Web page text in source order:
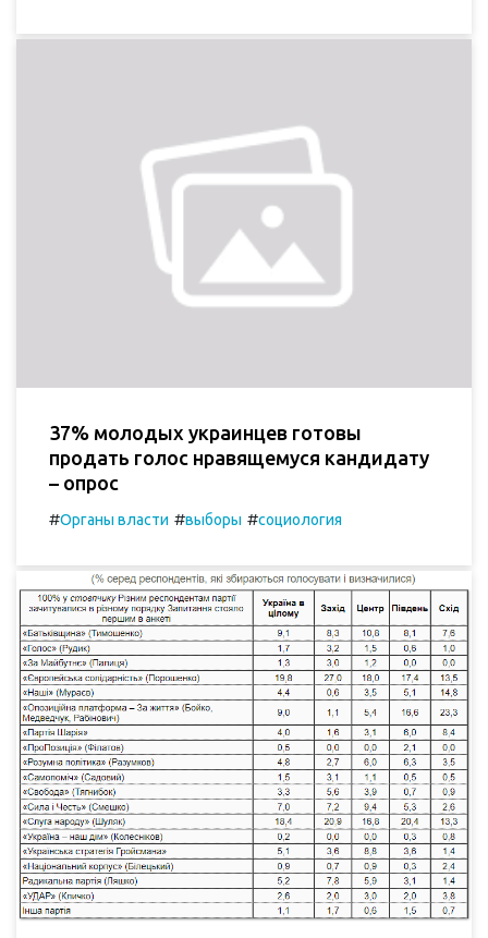
37% молодых украинцев готовы
продать голос нравящемуся кандидату
– опрос
#Органы власти #выборы #социология